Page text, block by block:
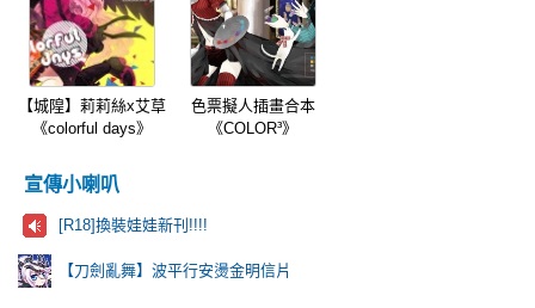
【城隍】莉莉絲x艾草
《colorful days》
色票擬人插畫合本
《COLOR³》
宣傳小喇叭
[R18]換裝娃娃新刊!!!!
【刀劍亂舞】波平行安燙金明信片